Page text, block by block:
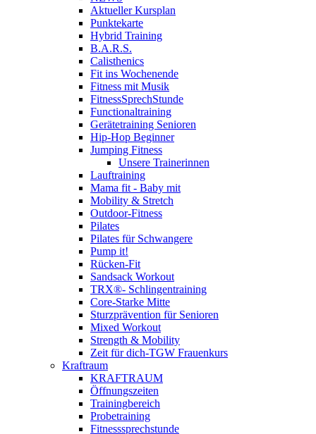
Aktueller Kursplan
Punktekarte
Hybrid Training
B.A.R.S.
Calisthenics
Fit ins Wochenende
Fitness mit Musik
FitnessSprechStunde
Functionaltraining
Gerätetraining Senioren
Hip-Hop Beginner
Jumping Fitness
Unsere Trainerinnen
Lauftraining
Mama fit - Baby mit
Mobility & Stretch
Outdoor-Fitness
Pilates
Pilates für Schwangere
Pump it!
Rücken-Fit
Sandsack Workout
TRX®- Schlingentraining
Core-Starke Mitte
Sturzprävention für Senioren
Mixed Workout
Strength & Mobility
Zeit für dich-TGW Frauenkurs
Kraftraum
KRAFTRAUM
Öffnungszeiten
Trainingbereich
Probetraining
Fitnesssprechstunde